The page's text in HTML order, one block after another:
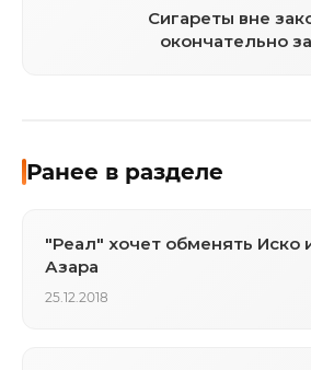
Сигареты вне
окончательно
Ранее в разделе
"Реал" хочет обменять Иско
Азара
25.12.2018